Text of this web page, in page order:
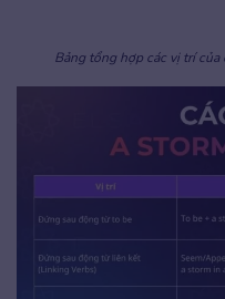
Bảng tổng hợp các vị trí